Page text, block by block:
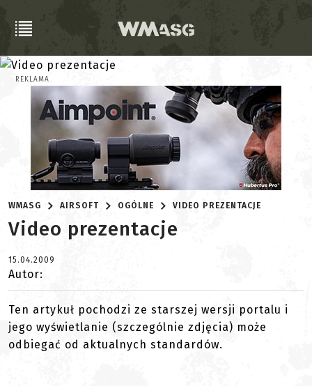
REKLAMA
WMASG AIRSOFT OGÓLNE VIDEO PREZENTACJE
Video prezentacje
15.04.2009
Autor:
Ten artykuł pochodzi ze starszej wersji portalu i
jego wyświetlanie (szczególnie zdjęcia) może
odbiegać od aktualnych standardów.